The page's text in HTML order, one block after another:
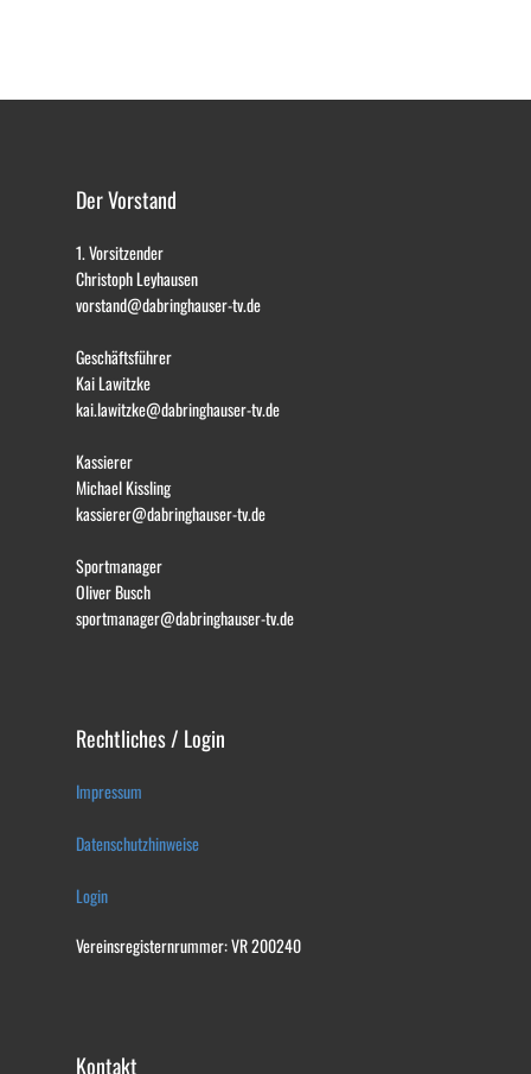
Der Vorstand
1. Vorsitzender
Christoph Leyhausen
vorstand@dabringhauser-tv.de
Geschäftsführer
Kai Lawitzke
kai.lawitzke@dabringhauser-tv.de
Kassierer
Michael Kissling
kassierer@dabringhauser-tv.de
Sportmanager
Oliver Busch
sportmanager@dabringhauser-tv.de
Rechtliches / Login
Impressum
Datenschutzhinweise
Login
Vereinsregisternrummer: VR 200240
Kontakt